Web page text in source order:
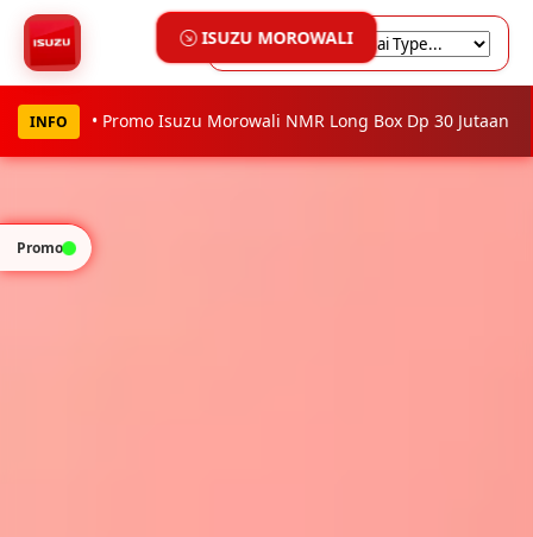
INFO • Promo Isuzu Morowali Giga Dp 20%
Promo